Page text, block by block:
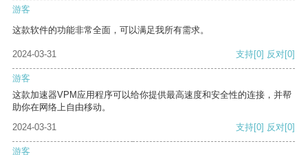
游客
这款软件的功能非常全面，可以满足我所有需求。
2024-03-31 支持[0] 反对[0]
游客
这款加速器VPM应用程序可以给你提供最高速度和安全性的连接，并帮
助你在网络上自由移动。
2024-03-31
支持[0] 反对[0]
游客